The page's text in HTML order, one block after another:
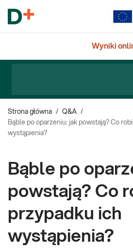
Wyniki
Strona główna / Q&A /
Bąble po oparzeniu: jak powstają? Co
wystąpienia?
Bąble po
powstają? Co
przypadku ich
wystąpienia?